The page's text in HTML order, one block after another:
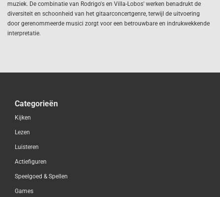
muziek. De combinatie van Rodrigo's en Villa-Lobos' werken benadrukt de
diversiteit en schoonheid van het gitaarconcertgenre, terwijl de uitvoering
door gerenommeerde musici zorgt voor een betrouwbare en indrukwekkende
interpretatie.
Categorieën
Kijken
Lezen
Luisteren
Actiefiguren
Speelgoed & Spellen
Games